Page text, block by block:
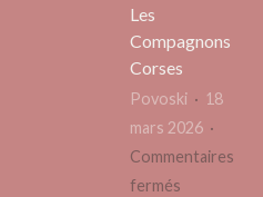
piscine
un
?
Les
Compagnons
Corses
Povoski
18
mars 2026
Commentaires
fermés